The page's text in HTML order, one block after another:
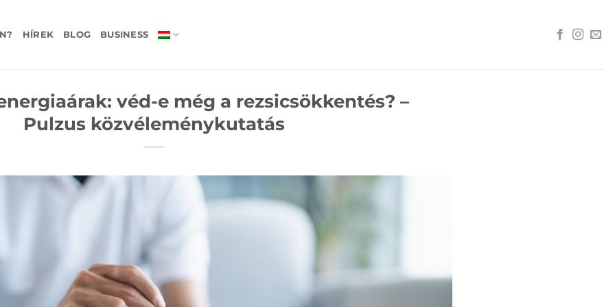
HÍREK BLOG BUSINESS
véd-e még a rezsicsökkentés? –
Pulzus közvéleménykutatás